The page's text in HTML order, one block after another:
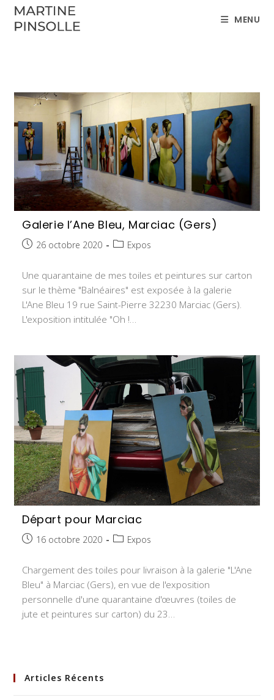
Skip
MENU
Galerie l’Ane Bleu, Marciac (Gers)
Publication
26 octobre 2020
PostExpos
Une quarantaine de mes toiles et peintures sur carton
sur le thème "Balnéaires" est exposée à la galerie
L'Ane Bleu 19 rue Saint-Pierre 32230 Marciac (Gers).
L'exposition intitulée "Oh !…
Départ pour Marciac
Publication
16 octobre 2020
PostExpos
Chargement des toiles pour livraison à la galerie "L'Ane
Bleu" à Marciac (Gers), en vue de l'exposition
personnelle d'une quarantaine d'œuvres (toiles de
jute et peintures sur carton) du 23…
Articles Récents